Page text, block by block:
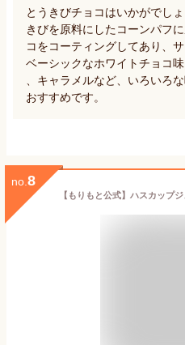
とうきびチョコはいかがでし
きびを原料にしたコーンパフ
コをコーティングしてあり、
ベーシックなホワイトチョコ
、キャラメルなど、いろいろ
おすすめです。
no. 8